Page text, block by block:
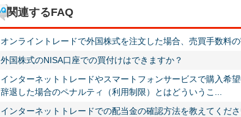
関連するFAQ
オンライントレードで外国株式を注文した場合、売買手数料
外国株式のNISA口座での買付けはできますか？
インターネットトレードやスマートフォンサービスで購入希
辞退した場合のペナルティ（利用制限）とはどういうこ...
インターネットトレードでの配当金の確認方法を教えてくださ